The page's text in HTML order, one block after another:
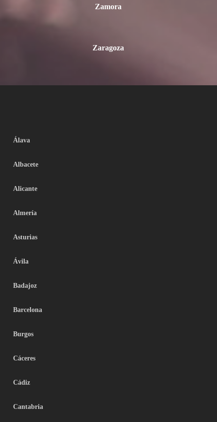
Zamora
Zaragoza
Álava
Albacete
Alicante
Almería
Asturias
Ávila
Badajoz
Barcelona
Burgos
Cáceres
Cádiz
Cantabria